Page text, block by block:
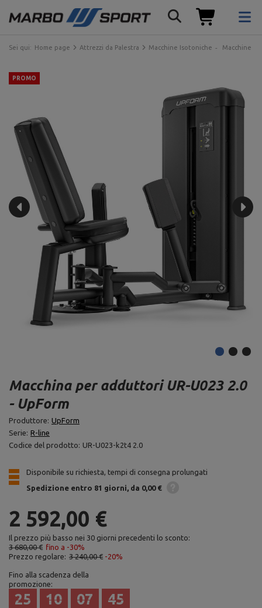
Sei qui: Home page Attrezzi da Palestra Macchine Isotoniche Macchine
PROMO
Macchina per adduttori UR-U023 2.0
- UpForm
Produttore: UpForm
Serie: R-line
Codice del prodotto: UR-U023-k2t4 2.0
Disponibile su richiesta, tempi di consegna prolungati
Spedizione entro 81 giorni da 0,00 €
2 592,00 €
Il prezzo più basso nei 30 giorni precedenti lo sconto:
3 680,00 € fino a -30%
Prezzo regolare: 3 240,00 € -20%
Fino alla scadenza della
promozione:
25 10 07 43